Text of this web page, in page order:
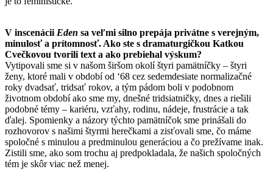
V inscenácii Eden sa veľmi silno prepája privátne s verejným,
minulosť a prítomnosť. Ako ste s dramaturgičkou Katkou
Cvečkovou tvorili text a ako prebiehal výskum?
Vytipovali sme si v našom širšom okolí štyri pamätníčky – štyri
ženy, ktoré mali v období od ‘68 cez sedemdesiate normalizačné
roky dvadsať, tridsať rokov, a tým pádom boli v podobnom
životnom období ako sme my, dnešné tridsiatničky, dnes a riešili
podobné témy – kariéru, vzťahy, rodinu, nádeje, frustrácie a tak
ďalej. Spomienky a názory týchto pamätníčok sme prinášali do
rozhovorov s našimi štyrmi herečkami a zisťovali sme, čo máme
spoločné s minulou a predminulou generáciou a čo prežívame inak.
Zistili sme, ako som trochu aj predpokladala, že našich spoločných
tém je skôr viac než menej.